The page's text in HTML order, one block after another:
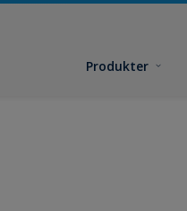
Produkter